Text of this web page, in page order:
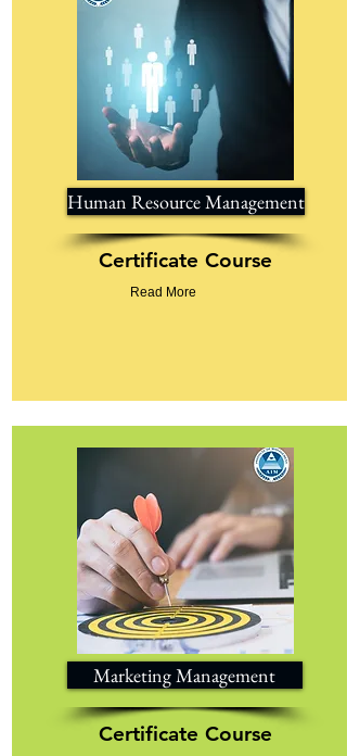
Human Resource Management
Certificate Course
Read More
Marketing Management
Certificate Course